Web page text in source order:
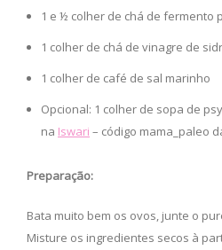
1 e ½ colher de chá de fermento
1 colher de chá de vinagre de
1 colher de café de sal marinho
Opcional: 1 colher de sopa de
na Iswari – código mama_paleo
Preparação:
Bata muito bem os ovos, junte o
Misture os ingredientes secos à